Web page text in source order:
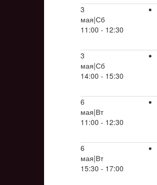
3
мая|Сб
11:00 - 12:30
3
мая|Сб
14:00 - 15:30
6
мая|Вт
11:00 - 12:30
6
мая|Вт
15:30 - 17:00